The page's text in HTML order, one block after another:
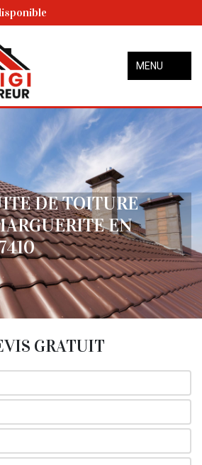
MENU
DE TOITURE
EN
GRATUIT